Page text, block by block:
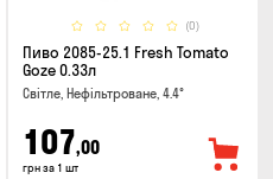
(0)
Пиво 2085-25.1 Fresh Tomato
Goze 0.33л
Світле, Нефільтроване, 4.4°
107,00
грн за 1 шт